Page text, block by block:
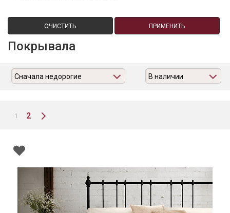
ОЧИСТИТЬ ПРИМЕНИТЬ
Покрывала
Сначала недорогие В наличии
1 2